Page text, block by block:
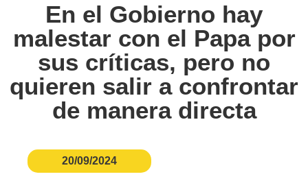
En el Gobierno hay
malestar con el Papa por
sus críticas, pero no
quieren salir a confrontar
de manera directa
20/09/2024